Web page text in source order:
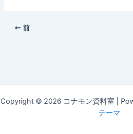
前
Copyright © 2026 コナモン資料室 |
テーマ